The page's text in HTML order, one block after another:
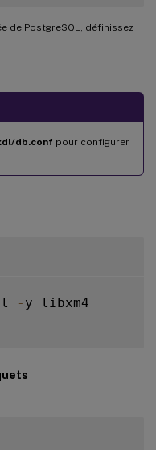
PostgreSQL for
de PostgreSQL, définissez
db.conf pour configurer
- y libxm4